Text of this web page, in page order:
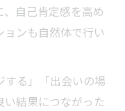
自己肯定感を高め
ンも自然体で行い
る」「出会いの場
い結果につながった